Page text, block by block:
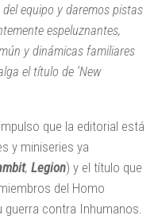
equipo y daremos pistas
espeluznantes,
y dinámicas familiares
el título de 'New
que la editorial está
y miniseries ya
, Legion) y el título que
del Homo
contra Inhumanos.